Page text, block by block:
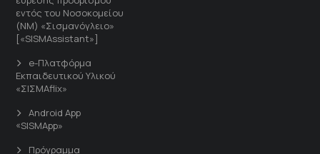
εντός του Νοσοκομείου
(ΝΜ) «Σισμανόγλειο»
[«SISMAssistant»]
e-Πλατφόρμα
Εκπαιδευτικού Υλικού
«ΣΙΣΜΑflix»
Android App
«SISMApp»
Πρόγραμμα